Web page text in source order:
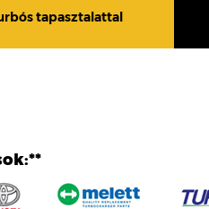
tapasztalattal